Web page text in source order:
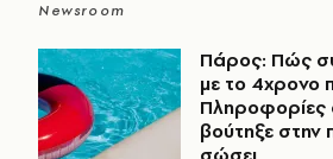
Newsroom
Πάρος: Πώς
με το 4χρονο
Πληροφορίες
βούτηξε στην